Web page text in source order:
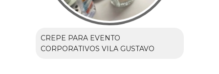
CREPE PARA EVENTO
CORPORATIVOS VILA GUSTAVO